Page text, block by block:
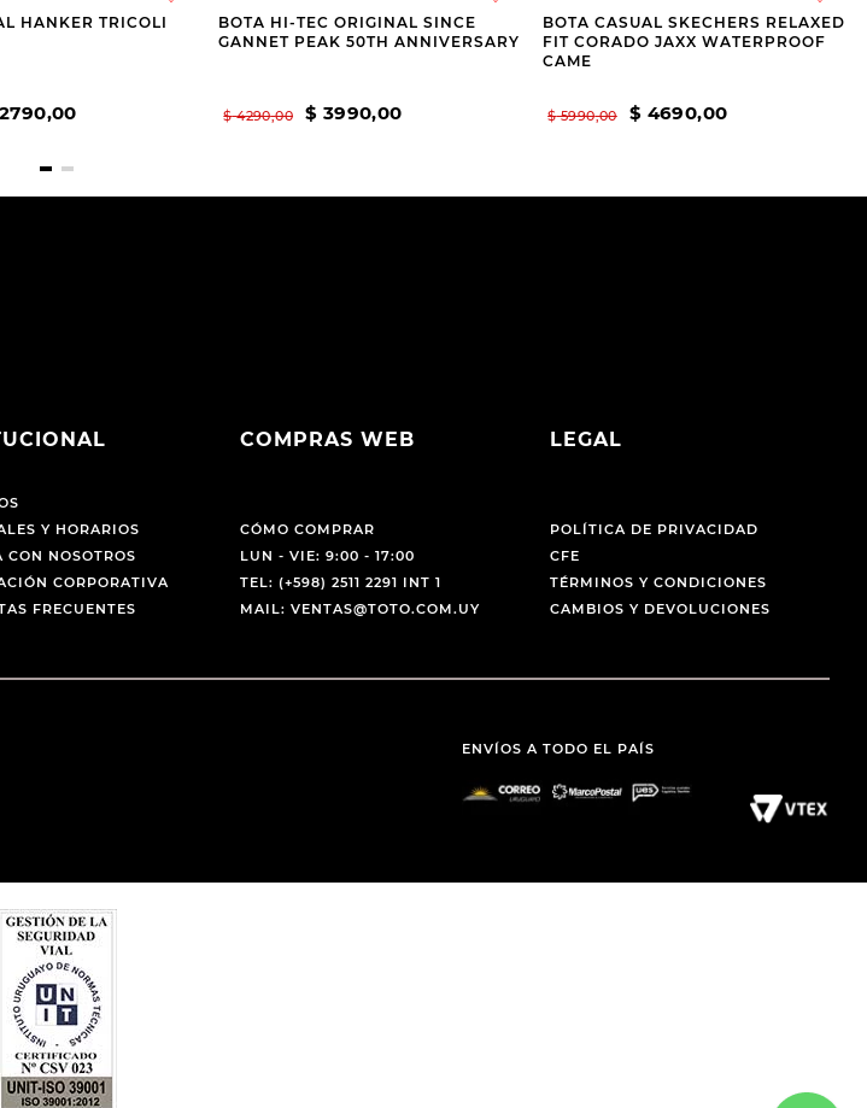
HANKER TRICOLI
2790,00
BOTA HI-TEC ORIGINAL SINCE
GANNET PEAK 50TH ANNIVERSARY
$ 4290,00 $ 3990,00
BOTA CASUAL SKECHERS RELAXED
FIT CORADO JAXX WATERPROOF
CAME
$ 5990,00 $ 4690,00
Y HORARIOS
CON NOSOTROS
CORPORATIVA
FRECUENTES
COMPRAS WEB
CÓMO COMPRAR
LUN - VIE: 9:00 - 17:00
TEL: (+598) 2511 2291 INT 1
MAIL: VENTAS@TOTO.COM.UY
LEGAL
POLÍTICA DE PRIVACIDAD
CFE
TÉRMINOS Y CONDICIONES
CAMBIOS Y DEVOLUCIONES
ENVÍOS A TODO EL PAÍS